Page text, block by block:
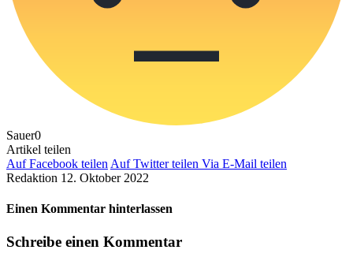
Sauer0
Artikel teilen
Auf Facebook teilen Auf Twitter teilen Via E-Mail teilen
Redaktion 12. Oktober 2022
Einen Kommentar hinterlassen
Schreibe einen Kommentar